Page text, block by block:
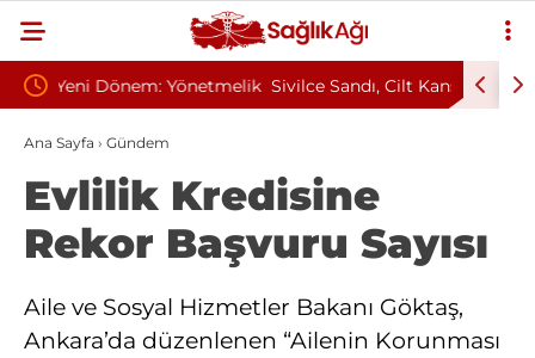
Sivilce Sandı, Cilt Kanseri Çıktı: Ameliyattan 60
Dikişle Uyandı
Baş
Ana Sayfa › Gündem
Evlilik Kredisine
Rekor Başvuru Sayısı
Aile ve Sosyal Hizmetler Bakanı Göktaş,
Ankara’da düzenlenen “Ailenin Korunması